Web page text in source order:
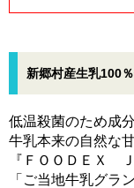
新郷村産生乳100
低温殺菌のため成
牛乳本来の自然な
『ＦＯＯＤＥＸ
「ご当地牛乳グラ